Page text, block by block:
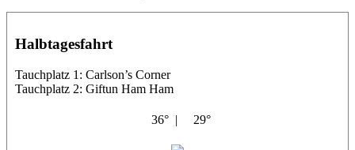
Halbtagesfahrt
Tauchplatz 1: Carlson’s Corner
Tauchplatz 2: Giftun Ham Ham
36° | 29°